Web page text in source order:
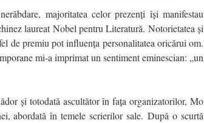
majoritatea celor prezenți își manifestau
laureat Nobel pentru Literatură. Notorietatea și
de premiu pot influența personalitatea oricărui om.
mi-a imprimat un sentiment eminescian: „un
și totodată ascultător în fața organizatorilor, Mo
abordată în temele scrierilor sale. După o scurtă